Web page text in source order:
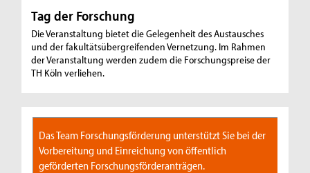
Tag der Forschung
Die Veranstaltung bietet die Gelegenheit des Austausches
und der fakultätsübergreifenden Vernetzung. Im Rahmen
der Veranstaltung werden zudem die Forschungspreise der
TH Köln verliehen.
Das Team Forschungsförderung unterstützt Sie bei der
Vorbereitung und Einreichung von öffentlich
geförderten Forschungsförderanträgen.